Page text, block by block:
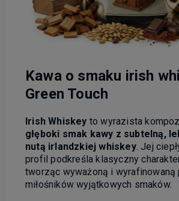
Kawa o smaku irish
Green Touch
Irish Whiskey to wyrazista
głęboki smak kawy z subtelną,
nutą irlandzkiej whiskey. Jej
profil podkreśla klasyczny
tworząc wyważoną i wyrafinowaną
miłośników wyjątkowych smaków.